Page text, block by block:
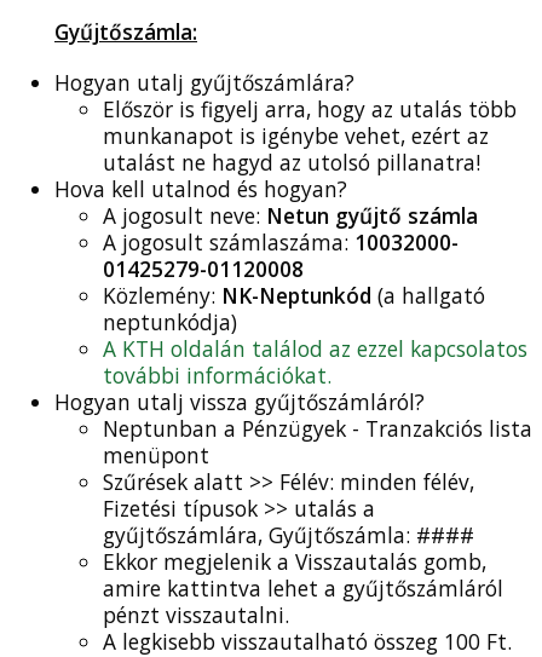
Gyűjtőszámla:
Hogyan utalj gyűjtőszámlára?
Először is figyelj arra, hogy az utalás több
munkanapot is igénybe vehet, ezért az
utalást ne hagyd az utolsó pillanatra!
Hova kell utalnod és hogyan?
A jogosult neve: Netun gyűjtő számla
A jogosult számlaszáma: 10032000-
01425279-01120008
Közlemény: NK-Neptunkód (a hallgató
neptunkódja)
A KTH oldalán találod az ezzel kapcsolatos
további információkat.
Hogyan utalj vissza gyűjtőszámláról?
Neptunban a Pénzügyek - Tranzakciós lista
menüpont
Szűrések alatt >> Félév: minden félév,
Fizetési típusok >> utalás a
gyűjtőszámlára, Gyűjtőszámla: ####
Ekkor megjelenik a Visszautalás gomb,
amire kattintva lehet a gyűjtőszámláról
pénzt visszautalni.
A legkisebb visszautalható összeg 100 Ft.